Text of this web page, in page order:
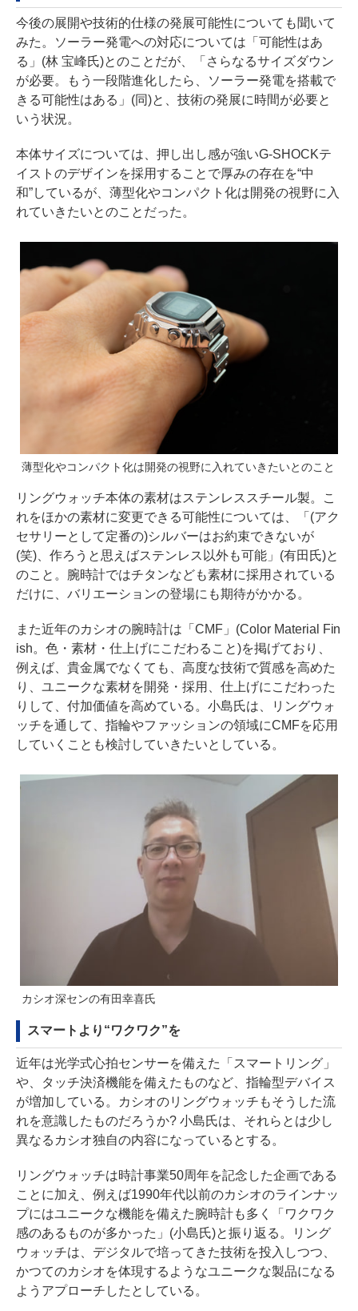
今後の展開や技術的仕様の発展可能性についても聞いて
みた。ソーラー発電への対応については「可能性はあ
る」(林 宝峰氏)とのことだが、「さらなるサイズダウン
が必要。もう一段階進化したら、ソーラー発電を搭載で
きる可能性はある」(同)と、技術の発展に時間が必要と
いう状況。
本体サイズについては、押し出し感が強いG-SHOCKテ
イストのデザインを採用することで厚みの存在を“中
和”しているが、薄型化やコンパクト化は開発の視野に入
れていきたいとのことだった。
薄型化やコンパクト化は開発の視野に入れていきたいとのこと
リングウォッチ本体の素材はステンレススチール製。こ
れをほかの素材に変更できる可能性については、「(アク
セサリーとして定番の)シルバーはお約束できないが
(笑)、作ろうと思えばステンレス以外も可能」(有田氏)と
のこと。腕時計ではチタンなども素材に採用されている
だけに、バリエーションの登場にも期待がかかる。
また近年のカシオの腕時計は「CMF」(Color Material Fin
ish。色・素材・仕上げにこだわること)を掲げており、
例えば、貴金属でなくても、高度な技術で質感を高めた
り、ユニークな素材を開発・採用、仕上げにこだわった
りして、付加価値を高めている。小島氏は、リングウォ
ッチを通して、指輪やファッションの領域にCMFを応用
していくことも検討していきたいとしている。
カシオ深センの有田幸喜氏
スマートより“ワクワク”を
近年は光学式心拍センサーを備えた「スマートリング」
や、タッチ決済機能を備えたものなど、指輪型デバイス
が増加している。カシオのリングウォッチもそうした流
れを意識したものだろうか? 小島氏は、それらとは少し
異なるカシオ独自の内容になっているとする。
リングウォッチは時計事業50周年を記念した企画である
ことに加え、例えば1990年代以前のカシオのラインナッ
プにはユニークな機能を備えた腕時計も多く「ワクワク
感のあるものが多かった」(小島氏)と振り返る。リング
ウォッチは、デジタルで培ってきた技術を投入しつつ、
かつてのカシオを体現するようなユニークな製品になる
ようアプローチしたとしている。